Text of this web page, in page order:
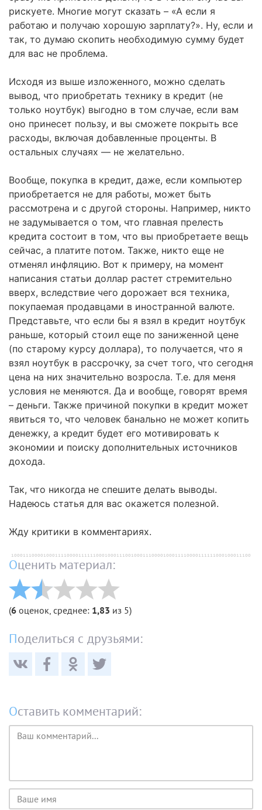
рискуете. Многие могут сказать – «А если я
работаю и получаю хорошую зарплату?». Ну, если и
так, то думаю скопить необходимую сумму будет
для вас не проблема.
Исходя из выше изложенного, можно сделать
вывод, что приобретать технику в кредит (не
только ноутбук) выгодно в том случае, если вам
оно принесет пользу, и вы сможете покрыть все
расходы, включая добавленные проценты. В
остальных случаях — не желательно.
Вообще, покупка в кредит, даже, если компьютер
приобретается не для работы, может быть
рассмотрена и с другой стороны. Например, никто
не задумывается о том, что главная прелесть
кредита состоит в том, что вы приобретаете вещь
сейчас, а платите потом. Также, никто еще не
отменял инфляцию. Вот к примеру, на момент
написания статьи доллар растет стремительно
вверх, вследствие чего дорожает вся техника,
покупаемая продавцами в иностранной валюте.
Представьте, что если бы я взял в кредит ноутбук
раньше, который стоил еще по заниженной цене
(по старому курсу доллара), то получается, что я
взял ноутбук в рассрочку, за счет того, что сегодня
цена на них значительно возросла. Т.е. для меня
условия не меняются. Да и вообще, говорят время
– деньги. Также причиной покупки в кредит может
явиться то, что человек банально не может копить
денежку, а кредит будет его мотивировать к
экономии и поиску дополнительных источников
дохода.
Так, что никогда не спешите делать выводы.
Надеюсь статья для вас окажется полезной.
Жду критики в комментариях.
Оценить материал:
(6 оценок, среднее: 1,83 из 5)
Поделиться с друзьями:
Оставить комментарий:
Текст
комментария
Имя
пользователя